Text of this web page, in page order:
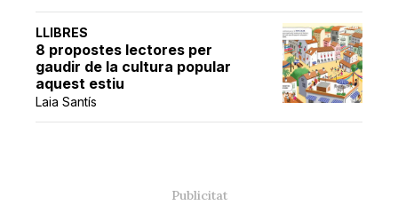
LLIBRES
8 propostes lectores per
gaudir de la cultura popular
aquest estiu
Laia Santís